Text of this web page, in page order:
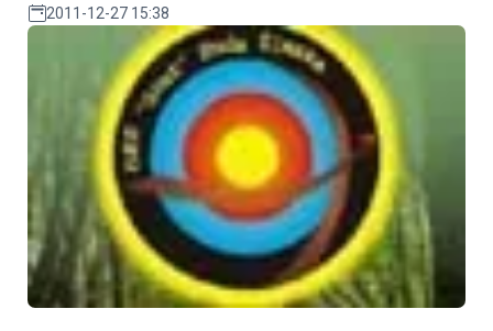
2011-12-27 15:38